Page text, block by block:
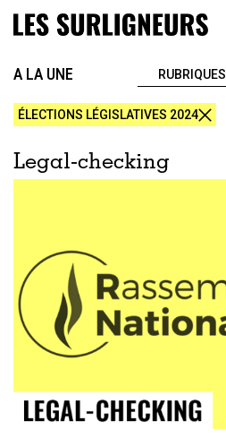
A LA UNE RUBRIQUES
ÉLECTIONS LÉGISLATIVES 2024
Legal-checking